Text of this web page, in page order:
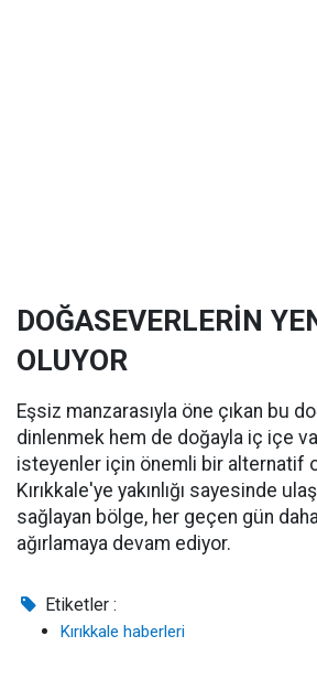
DOĞASEVERLERİN
OLUYOR
Eşsiz manzarasıyla öne çıkan bu
dinlenmek hem de doğayla iç içe
isteyenler için önemli bir alternatif
Kırıkkale'ye yakınlığı sayesinde
sağlayan bölge, her geçen gün
ağırlamaya devam ediyor.
Etiketler :
Kırıkkale haberleri